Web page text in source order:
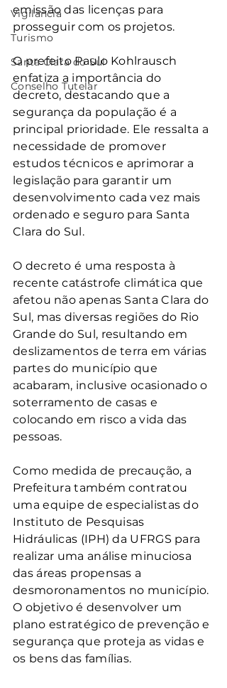
Vigilância
Turismo
Santa Clara do Sul
Conselho Tutelar
emissão das licenças para
prosseguir com os projetos.
O prefeito Paulo Kohlrausch
enfatiza a importância do
decreto, destacando que a
segurança da população é a
principal prioridade. Ele ressalta a
necessidade de promover
estudos técnicos e aprimorar a
legislação para garantir um
desenvolvimento cada vez mais
ordenado e seguro para Santa
Clara do Sul.
O decreto é uma resposta à
recente catástrofe climática que
afetou não apenas Santa Clara do
Sul, mas diversas regiões do Rio
Grande do Sul, resultando em
deslizamentos de terra em várias
partes do município que
acabaram, inclusive ocasionado o
soterramento de casas e
colocando em risco a vida das
pessoas.
Como medida de precaução, a
Prefeitura também contratou
uma equipe de especialistas do
Instituto de Pesquisas
Hidráulicas (IPH) da UFRGS para
realizar uma análise minuciosa
das áreas propensas a
desmoronamentos no município.
O objetivo é desenvolver um
plano estratégico de prevenção e
segurança que proteja as vidas e
os bens das famílias.